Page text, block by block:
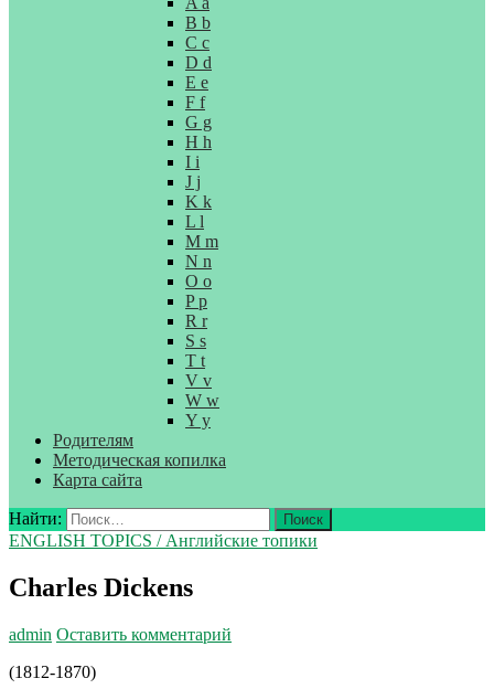
B b
C c
D d
E e
F f
G g
H h
I i
J j
K k
L l
M m
N n
O o
P p
R r
S s
T t
V v
W w
Y y
Родителям
Методическая копилка
Карта сайта
Найти:
ENGLISH TOPICS / Английские топики
Charles Dickens
admin Оставить комментарий
(1812-1870)